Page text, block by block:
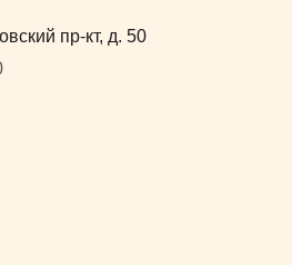
пр-кт, д. 50